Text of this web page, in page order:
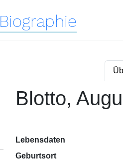
Biographie
Blotto,
Lebensdaten
Geburtsort